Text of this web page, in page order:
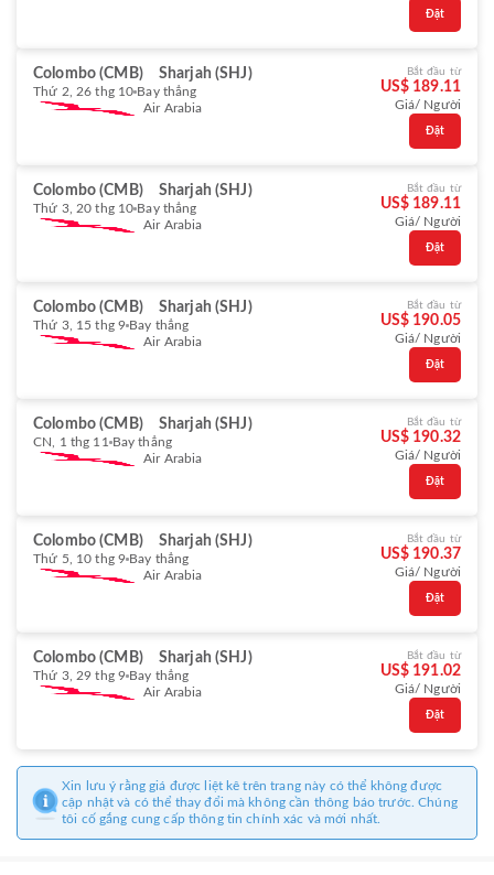
Đặt
Colombo (CMB) Sharjah (SHJ)
Thứ 2, 26 thg 10 Bay thẳng
Air Arabia
Bắt đầu từ
US$ 189.11
Giá/ Người
Đặt
Colombo (CMB) Sharjah (SHJ)
Thứ 3, 20 thg 10 Bay thẳng
Air Arabia
Bắt đầu từ
US$ 189.11
Giá/ Người
Đặt
Colombo (CMB) Sharjah (SHJ)
Thứ 3, 15 thg 9 Bay thẳng
Air Arabia
Bắt đầu từ
US$ 190.05
Giá/ Người
Đặt
Colombo (CMB) Sharjah (SHJ)
CN, 1 thg 11 Bay thẳng
Air Arabia
Bắt đầu từ
US$ 190.32
Giá/ Người
Đặt
Colombo (CMB) Sharjah (SHJ)
Thứ 5, 10 thg 9 Bay thẳng
Air Arabia
Bắt đầu từ
US$ 190.37
Giá/ Người
Đặt
Colombo (CMB) Sharjah (SHJ)
Thứ 3, 29 thg 9 Bay thẳng
Air Arabia
Bắt đầu từ
US$ 191.02
Giá/ Người
Đặt
Xin lưu ý rằng giá được liệt kê trên trang này có thể không được
cập nhật và có thể thay đổi mà không cần thông báo trước. Chúng
tôi cố gắng cung cấp thông tin chính xác và mới nhất.